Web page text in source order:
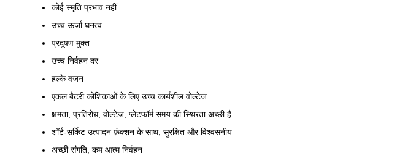
कोई स्मृति प्रभाव नहीं
उच्च ऊर्जा घनत्व
प्रदूषण मुक्त
उच्च निर्वहन दर
हल्के वजन
एकल बैटरी कोशिकाओं के लिए उच्च कार्यशील वोल्टेज
क्षमता, प्रतिरोध, वोल्टेज, प्लेटफॉर्म समय की स्थिरता अच्छी है
शॉर्ट-सर्किट उत्पादन फ़ंक्शन के साथ, सुरक्षित और विश्वसनीय
अच्छी संगति, कम आत्म निर्वहन